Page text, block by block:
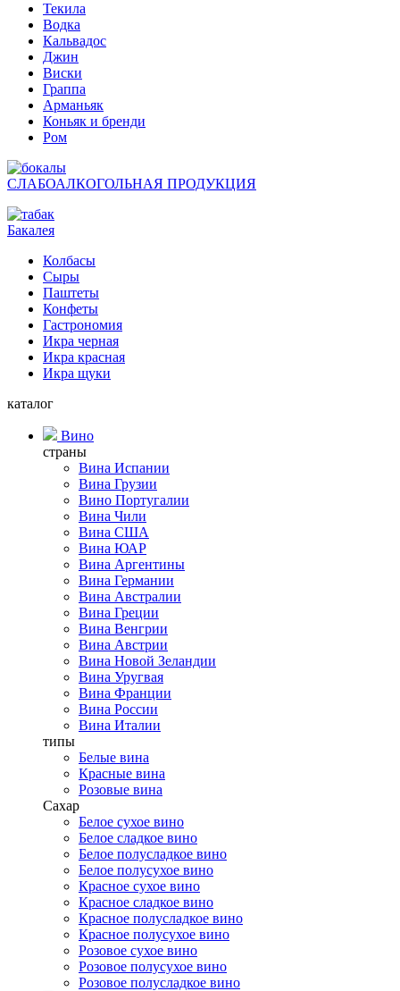
Текила
Водка
Кальвадос
Джин
Виски
Граппа
Арманьяк
Коньяк и бренди
Ром
СЛАБОАЛКОГОЛЬНАЯ ПРОДУКЦИЯ
Бакалея
Колбасы
Сыры
Паштеты
Конфеты
Гастрономия
Икра черная
Икра красная
Икра щуки
каталог
Вино
страны
Вина Испании
Вина Грузии
Вино Португалии
Вина Чили
Вина США
Вина ЮАР
Вина Аргентины
Вина Германии
Вина Австралии
Вина Греции
Вина Венгрии
Вина Австрии
Вина Новой Зеландии
Вина Уругвая
Вина Франции
Вина России
Вина Италии
типы
Белые вина
Красные вина
Розовые вина
Сахар
Белое сухое вино
Белое сладкое вино
Белое полусладкое вино
Белое полусухое вино
Красное сухое вино
Красное сладкое вино
Красное полусладкое вино
Красное полусухое вино
Розовое сухое вино
Розовое полусухое вино
Розовое полусладкое вино